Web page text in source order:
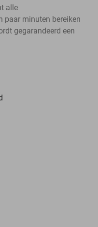
alle
paar minuten bereiken
gegarandeerd een